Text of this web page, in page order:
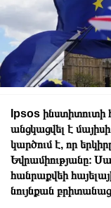
Ipsos ինստիտուտի
անցկացվել է
կարծում է, որ
Եվրամիությանը։
հանրաքվեի
նույնքան